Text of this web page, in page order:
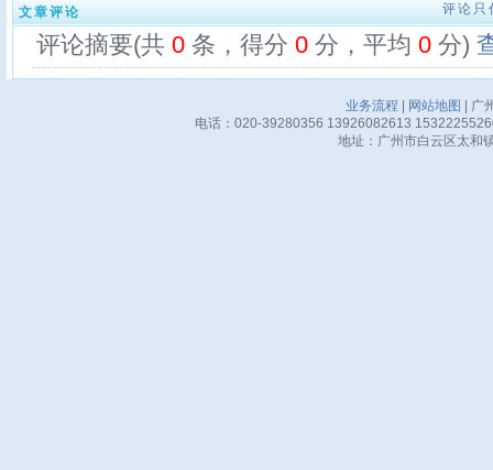
文章评论 评论只
评论摘要(共 0 条，得分 0 分，平均 0 分)
业务流程 网站地图
| 广
电话：020-39280356 13926082613
地址：广州市白云区太和